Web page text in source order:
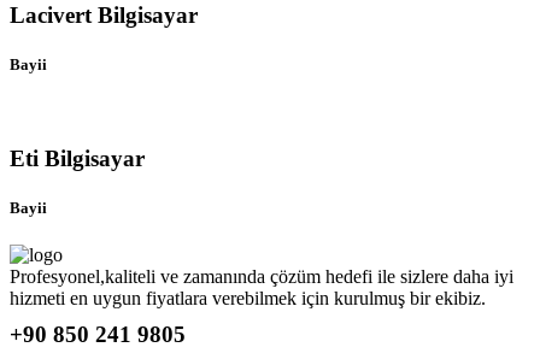
Lacivert Bilgisayar
Bayii
Eti Bilgisayar
Bayii
Profesyonel,kaliteli ve zamanında çözüm hedefi ile sizlere daha iyi
hizmeti en uygun fiyatlara verebilmek için kurulmuş bir ekibiz.
+90 850 241 9805